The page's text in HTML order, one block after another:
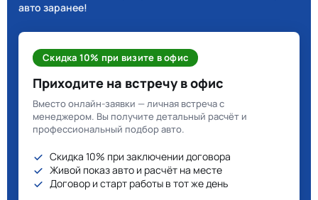
авто заранее!
Скидка 10% при визите в офис
Приходите на встречу в офис
Вместо онлайн-заявки — личная встреча с
менеджером. Вы получите детальный расчёт и
профессиональный подбор авто.
Скидка 10% при заключении договора
Живой показ авто и расчёт на месте
Договор и старт работы в тот же день